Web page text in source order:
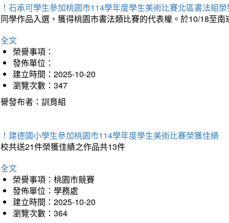
石承可學生參加桃園市114學年度學生美術比賽北區書法組
學作品入選，獲得桃園市書法類比賽的代表權。於10/18至
文
榮譽事項：
發佈單位：
建立時間：2025-10-20
瀏覽次數：347
發布者：訓育組
建德國小學生參加桃園市114學年度學生美術比賽榮獲佳績
共送21件榮獲佳績之作品共13件
文
榮譽事項：桃園市競賽
發佈單位：學務處
建立時間：2025-10-20
瀏覽次數：364